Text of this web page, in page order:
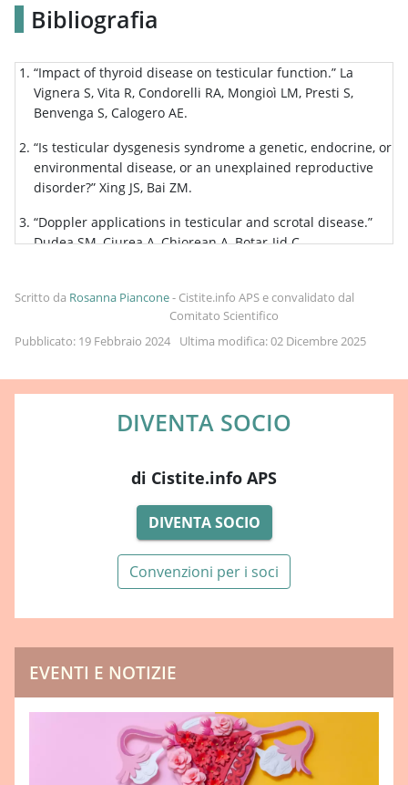
Bibliografia
“Impact of thyroid disease on testicular function.” La
Vignera S, Vita R, Condorelli RA, Mongioì LM, Presti S,
Benvenga S, Calogero AE.
“Is testicular dysgenesis syndrome a genetic, endocrine, or
environmental disease, or an unexplained reproductive
disorder?” Xing JS, Bai ZM.
“Doppler applications in testicular and scrotal disease.”
Dudea SM, Ciurea A, Chiorean A, Botar-Jid C.
Scritto da Rosanna Piancone- Cistite.info APS e convalidato dal
Comitato Scientifico
Pubblicato: 19 Febbraio 2024
Ultima modifica: 02 Dicembre 2025
DIVENTA SOCIO
di Cistite.info APS
DIVENTA SOCIO
Convenzioni per i soci
EVENTI E NOTIZIE